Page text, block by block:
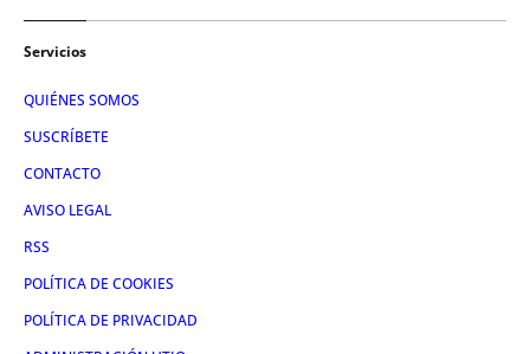
Servicios
QUIÉNES SOMOS
SUSCRÍBETE
CONTACTO
AVISO LEGAL
RSS
POLÍTICA DE COOKIES
POLÍTICA DE PRIVACIDAD